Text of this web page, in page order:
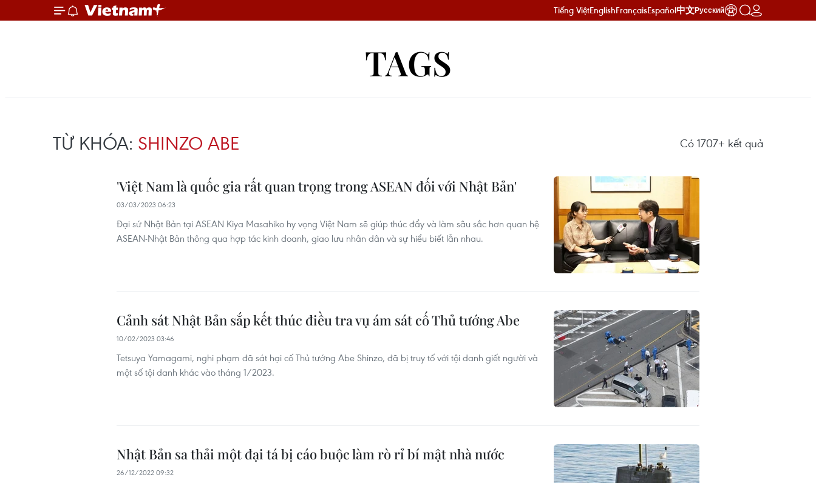
Tiếng ViệtEnglishFrançaisEspañol中文Русский
TAGS
TỪ KHÓA: SHINZO ABE Có 1707+ kết quả
'Việt Nam là quốc gia rất quan trọng trong ASEAN đối với Nhật Bản'
03/03/2023 06:23
Đại sứ Nhật Bản tại ASEAN Kiya Masahiko hy vọng Việt Nam sẽ giúp thúc đẩy và làm sâu sắc hơn quan hệ
ASEAN-Nhật Bản thông qua hợp tác kinh doanh, giao lưu nhân dân và sự hiểu biết lẫn nhau.
Cảnh sát Nhật Bản sắp kết thúc điều tra vụ ám sát cố Thủ tướng Abe
10/02/2023 03:46
Tetsuya Yamagami, nghi phạm đã sát hại cố Thủ tướng Abe Shinzo, đã bị truy tố với tội danh giết người và
một số tội danh khác vào tháng 1/2023.
Nhật Bản sa thải một đại tá bị cáo buộc làm rò rỉ bí mật nhà nước
26/12/2022 09:32